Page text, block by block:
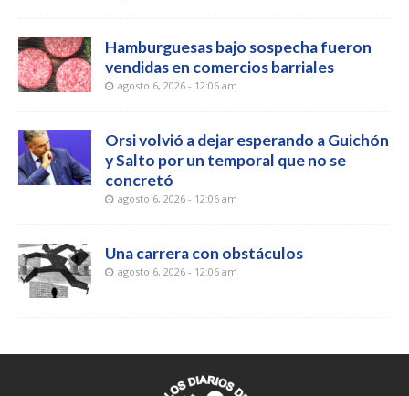
Hamburguesas bajo sospecha fueron
vendidas en comercios barriales
agosto 6, 2026 - 12:06 am
Orsi volvió a dejar esperando a Guichón
y Salto por un temporal que no se
concretó
agosto 6, 2026 - 12:06 am
Una carrera con obstáculos
agosto 6, 2026 - 12:06 am